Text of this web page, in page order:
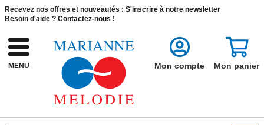
Recevez nos offres et nouveautés : S'inscrire à notre newsletter
Besoin d'aide ? Contactez-nous !
MENU Mon compte Mon panier